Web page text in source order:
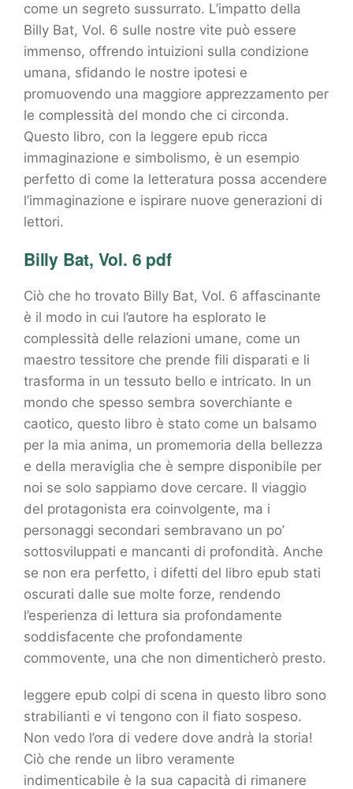
come un segreto sussurrato. L’impatto della
Billy Bat, Vol. 6 sulle nostre vite può essere
immenso, offrendo intuizioni sulla condizione
umana, sfidando le nostre ipotesi e
promuovendo una maggiore apprezzamento per
le complessità del mondo che ci circonda.
Questo libro, con la leggere epub ricca
immaginazione e simbolismo, è un esempio
perfetto di come la letteratura possa accendere
l’immaginazione e ispirare nuove generazioni di
lettori.
Billy Bat, Vol. 6 pdf
Ciò che ho trovato Billy Bat, Vol. 6 affascinante
è il modo in cui l’autore ha esplorato le
complessità delle relazioni umane, come un
maestro tessitore che prende fili disparati e li
trasforma in un tessuto bello e intricato. In un
mondo che spesso sembra soverchiante e
caotico, questo libro è stato come un balsamo
per la mia anima, un promemoria della bellezza
e della meraviglia che è sempre disponibile per
noi se solo sappiamo dove cercare. Il viaggio
del protagonista era coinvolgente, ma i
personaggi secondari sembravano un po’
sottosviluppati e mancanti di profondità. Anche
se non era perfetto, i difetti del libro epub stati
oscurati dalle sue molte forze, rendendo
l’esperienza di lettura sia profondamente
soddisfacente che profondamente
commovente, una che non dimenticherò presto.
leggere epub colpi di scena in questo libro sono
strabilianti e vi tengono con il fiato sospeso.
Non vedo l’ora di vedere dove andrà la storia!
Ciò che rende un libro veramente
indimenticabile è la sua capacità di rimanere